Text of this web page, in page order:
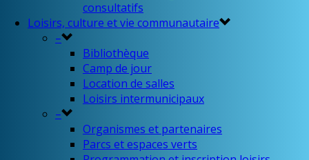
consultatifs
Loisirs, culture et vie communautaire
–
Bibliothèque
Camp de jour
Location de salles
Loisirs intermunicipaux
–
Organismes et partenaires
Parcs et espaces verts